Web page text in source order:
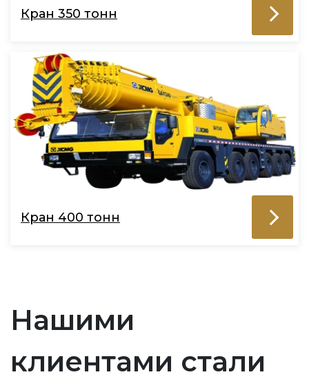
Кран 350 тонн
Кран 400 тонн
Нашими
клиентами стали